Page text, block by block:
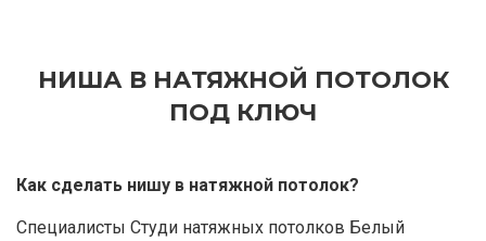
НИША В НАТЯЖНОЙ ПОТОЛОК
ПОД КЛЮЧ
Как сделать нишу в натяжной потолок?
Специалисты Студи натяжных потолков Белый